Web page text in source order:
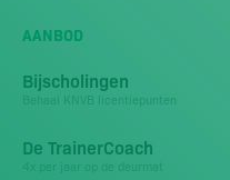
AANBOD
Bijscholingen
Behaal KNVB licentiepunten
De TrainerCoach